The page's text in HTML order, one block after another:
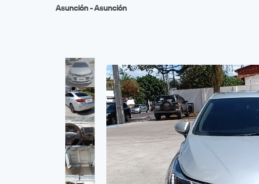
Asunción - Asunción